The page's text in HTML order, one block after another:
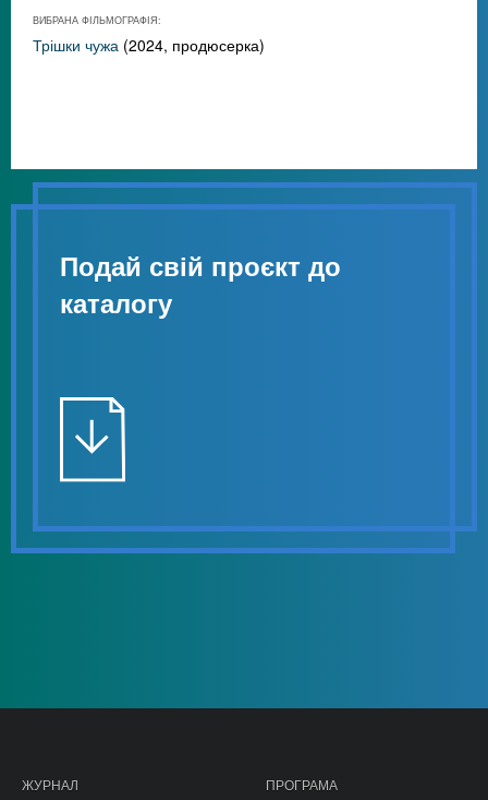
ВИБРАНА ФІЛЬМОГРАФІЯ:
Трішки чужа (2024, продюсерка)
Подай свій проєкт до
каталогу
ЖУРНАЛ ПРОГРАМА